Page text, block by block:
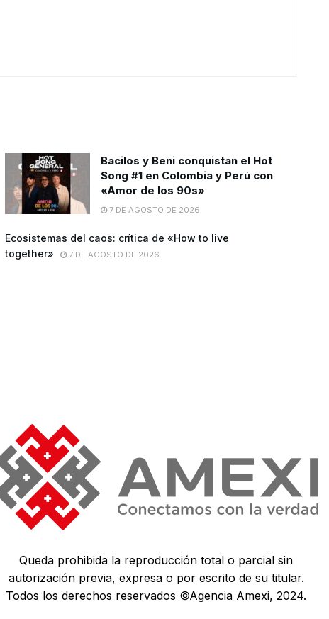
Bacilos y Beni conquistan el Hot
Song #1 en Colombia y Perú con
«Amor de los 90s»
7 DE AGOSTO DE 2026
Ecosistemas del caos: crítica de «How to live
together»
7 DE AGOSTO DE 2026
Queda prohibida la reproducción total o parcial sin
autorización previa, expresa o por escrito de su titular.
Todos los derechos reservados ©Agencia Amexi, 2024.